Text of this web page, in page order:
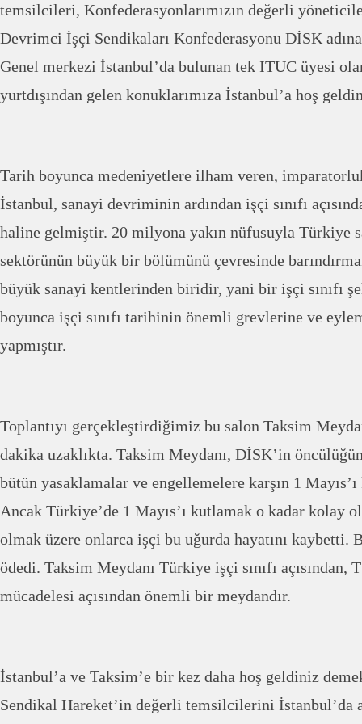
temsilcileri, Konfederasyonlarımızın değerli
Devrimci İşçi Sendikaları Konfederasyonu DİSK
Genel merkezi İstanbul’da bulunan tek ITUC üyesi
yurtdışından gelen konuklarımıza İstanbul’a hoş
Tarih boyunca medeniyetlere ilham veren,
İstanbul, sanayi devriminin ardından işçi sınıfı
haline gelmiştir. 20 milyona yakın nüfusuyla Türkiye
sektörünün büyük bir bölümünü çevresinde
büyük sanayi kentlerinden biridir, yani bir işçi sınıfı
boyunca işçi sınıfı tarihinin önemli grevlerine ve
yapmıştır.
Toplantıyı gerçekleştirdiğimiz bu salon Taksim
dakika uzaklıkta. Taksim Meydanı, DİSK’in
bütün yasaklamalar ve engellemelere karşın 1
Ancak Türkiye’de 1 Mayıs’ı kutlamak o kadar kolay
olmak üzere onlarca işçi bu uğurda hayatını kaybetti.
ödedi. Taksim Meydanı Türkiye işçi sınıfı açısından,
mücadelesi açısından önemli bir meydandır.
İstanbul’a ve Taksim’e bir kez daha hoş geldiniz
Sendikal Hareket’in değerli temsilcilerini İstanbul’da